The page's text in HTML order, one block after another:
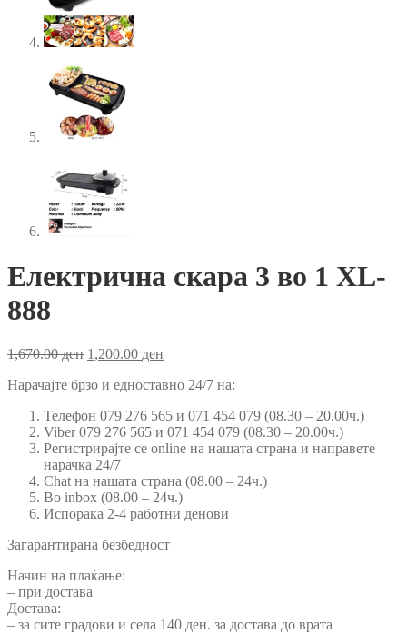
Електрична скара 3 во 1 XL-
888
1,670.00ден Original
was:
1,200.00 ден
is:
Нарачајте брзо и едноставно 24/7 на:
Телефон 079 276 565 и 071 454 079 (08.30 – 20.00ч.)
Viber 079 276 565 и 071 454 079 (08.30 – 20.00ч.)
Регистрирајте се online на нашата страна и направете
нарачка 24/7
Chat на нашата страна (08.00 – 24ч.)
Во inbox (08.00 – 24ч.)
Испорака 2-4 работни денови
Загарантирана безбедност
Начин на плаќање:
– при достава
Достава:
– за сите градови и села 140 ден. за достава до врата